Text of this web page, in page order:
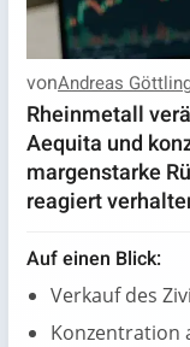
vonAndreas
Rheinmetall
Aequita und
margenstarke
reagiert
Auf einen Blick:
Verkauf des
Konzentration